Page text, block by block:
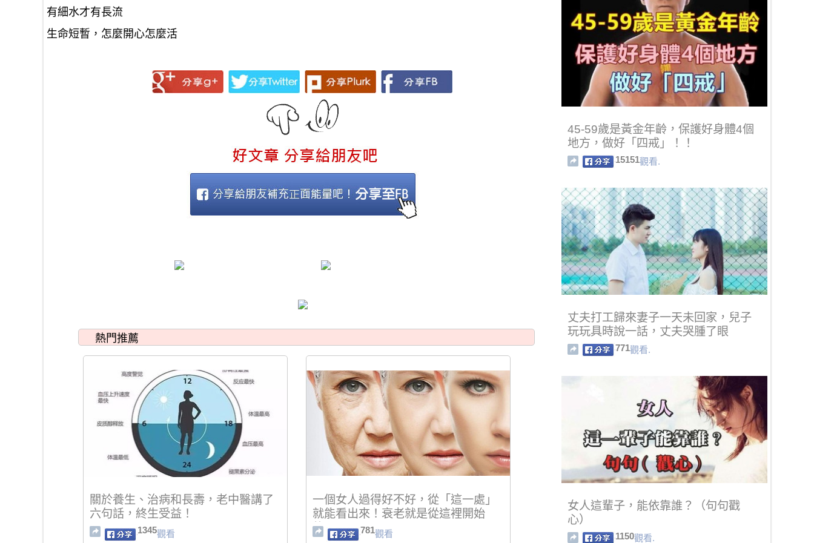
有細水才有長流
生命短暫，怎麼開心怎麼活
熱門推薦
關於養生、治病和長壽，老中醫講了
六句話，終生受益！
1345觀看
一個女人過得好不好，從「這一處」
就能看出來！衰老就是從這裡開始
的！
781觀看
45-59歲是黃金年齡，保護好身體4個
地方，做好「四戒」！！
15151觀看.
丈夫打工歸來妻子一天未回家，兒子
玩玩具時說一話，丈夫哭腫了眼
771觀看.
女人這輩子，能依靠誰？（句句戳
心）
1150觀看.